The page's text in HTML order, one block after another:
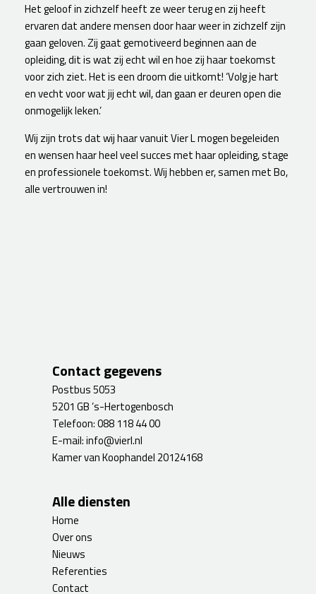
Het geloof in zichzelf heeft ze weer terug en zij heeft
ervaren dat andere mensen door haar weer in zichzelf zijn
gaan geloven. Zij gaat gemotiveerd beginnen aan de
opleiding, dit is wat zij echt wil en hoe zij haar toekomst
voor zich ziet. Het is een droom die uitkomt! ‘Volg je hart
en vecht voor wat jij echt wil, dan gaan er deuren open die
onmogelijk leken.’
Wij zijn trots dat wij haar vanuit Vier L mogen begeleiden
en wensen haar heel veel succes met haar opleiding, stage
en professionele toekomst. Wij hebben er, samen met Bo,
alle vertrouwen in!
Contact gegevens
Postbus 5053
5201 GB ’s-Hertogenbosch
Telefoon:088 118 44 00
E-mail:info@vierl.nl
Kamer van Koophandel 20124168
Alle diensten
Home
Over ons
Nieuws
Referenties
Contact